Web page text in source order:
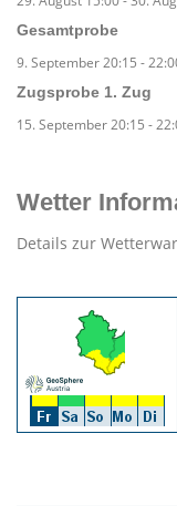
Gesamtprobe
9. September 20:15 -
Zugsprobe 1. Zug
15. September 20:15 -
Wetter
Details zur